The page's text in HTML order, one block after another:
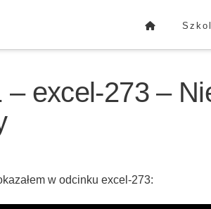
excel-273 –
w odcinku excel-273: